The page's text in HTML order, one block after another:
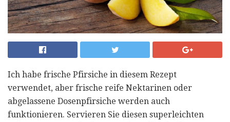
Ich habe frische Pfirsiche in diesem Rezept
verwendet, aber frische reife Nektarinen oder
abgelassene Dosenpfirsiche werden auch
funktionieren. Servieren Sie diesen superleichten